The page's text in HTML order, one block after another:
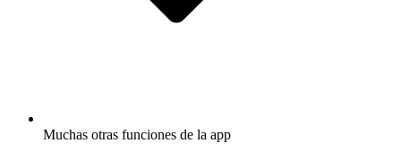
Muchas otras funciones de la app